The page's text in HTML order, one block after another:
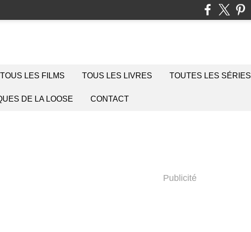
TOUS LES FILMS TOUS LES LIVRES TOUTES LES SÉRIES
DE LA LOOSE CONTACT
Publicité